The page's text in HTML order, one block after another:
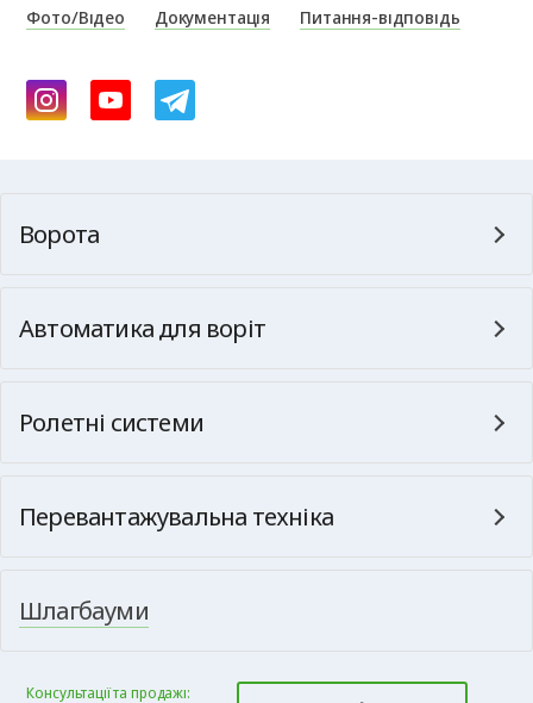
Фото/Відео
Документація Питання-відповідь
Ворота
Автоматика для воріт
Ролетні системи
Перевантажувальна техніка
Шлагбауми
Консультації та продажі: